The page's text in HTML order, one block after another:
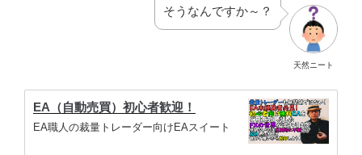
天然ニート
そうなんですか～？
EA（自動売買）初心者歓迎！
EA職人の裁量トレーダー向けEAスイート